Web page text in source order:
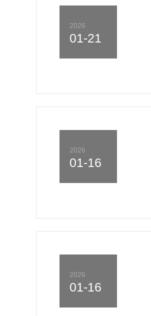
2026
01-21
2026
01-16
2026
01-16